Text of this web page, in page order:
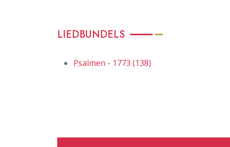
LIEDBUNDELS
Psalmen - 1773 (138)